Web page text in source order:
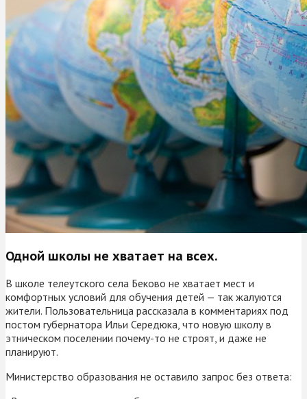
Одной школы не хватает на всех.
В школе телеутского села Беково не хватает мест и
комфортных условий для обучения детей — так жалуются
жители. Пользовательница рассказала в комментариях под
постом губернатора Ильи Середюка, что новую школу в
этническом поселении почему-то не строят, и даже не
планируют.
Министерство образования не оставило запрос без ответа: